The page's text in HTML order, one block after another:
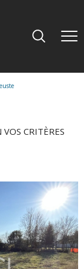
CRITÈRES